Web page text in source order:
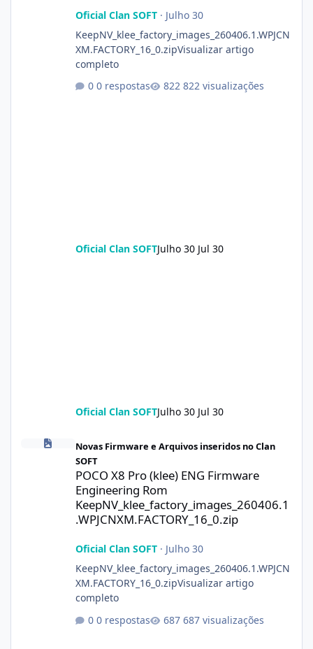
Oficial Clan SOFT· Julho 30
KeepNV_klee_factory_images_260406.1.WPJCN
XM.FACTORY_16_0.zipVisualizar artigo
completo
0 respostas
822 visualizações
Oficial Clan SOFTJulho 30 Jul 30
Oficial Clan SOFTJulho 30 Jul 30
POCO X8 Pro (klee) ENG Firmware Engineering Rom
Novas Firmware e Arquivos inseridos no Clan
SOFT
POCO X8 Pro (klee) ENG Firmware
Engineering Rom
KeepNV_klee_factory_images_260406.1
.WPJCNXM.FACTORY_16_0.zip
Oficial Clan SOFT· Julho 30
KeepNV_klee_factory_images_260406.1.WPJCN
XM.FACTORY_16_0.zipVisualizar artigo
completo
0 respostas
687 visualizações